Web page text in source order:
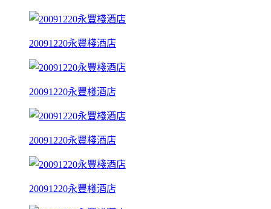
20091220永豐棧酒店
20091220永豐棧酒店
20091220永豐棧酒店
20091220永豐棧酒店